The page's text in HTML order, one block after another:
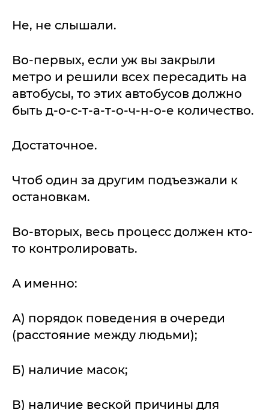
Не, не слышали.
Во-первых, если уж вы закрыли
метро и решили всех пересадить на
автобусы, то этих автобусов должно
быть д-о-с-т-а-т-о-ч-н-о-е количество.
Достаточное.
Чтоб один за другим подъезжали к
остановкам.
Во-вторых, весь процесс должен кто-
то контролировать.
А именно:
А) порядок поведения в очереди
(расстояние между людьми);
Б) наличие масок;
В) наличие веской причины для